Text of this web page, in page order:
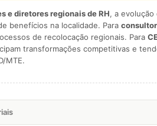
e diretores regionais de RH, a
benefícios na localidade. Para
de recolocação regionais. Para
transformações competitivas e
MTE.